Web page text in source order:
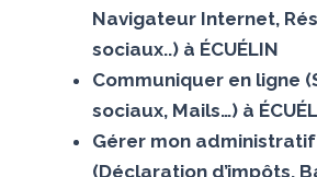
Navigateur Internet,
sociaux..) à ÉCUÉLIN
Communiquer en ligne
sociaux, Mails…) à
Gérer mon
(Déclaration d’impôts,